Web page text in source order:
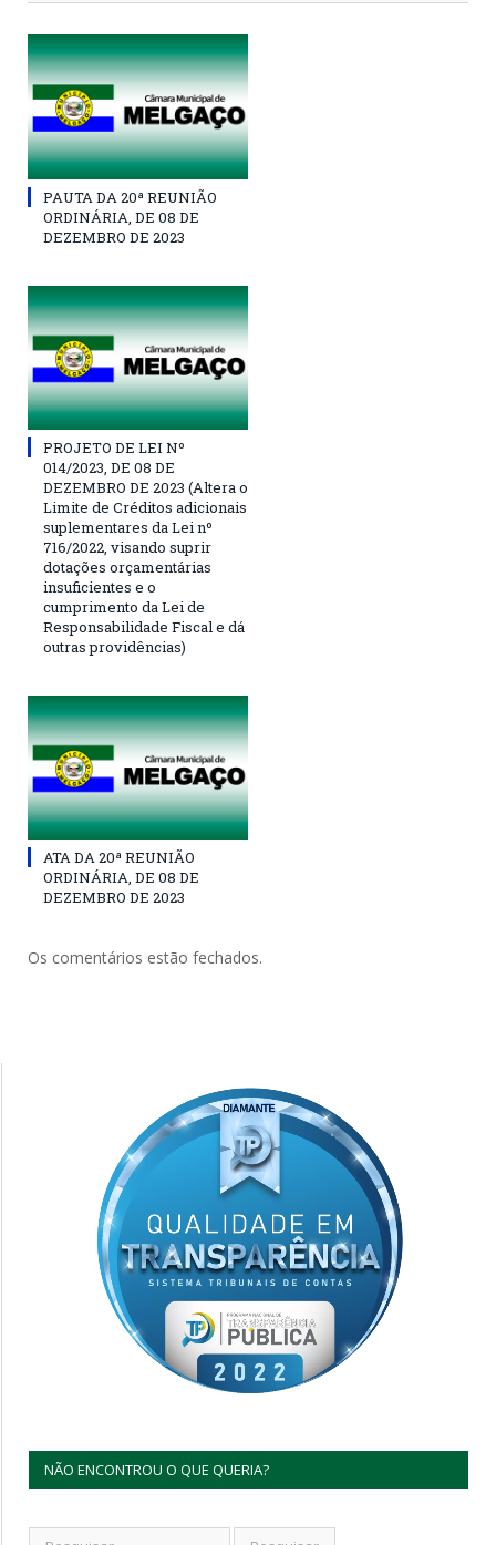
PAUTA DA 20ª REUNIÃO
ORDINÁRIA, DE 08 DE
DEZEMBRO DE 2023
PROJETO DE LEI Nº
014/2023, DE 08 DE
DEZEMBRO DE 2023 (Altera o
Limite de Créditos adicionais
suplementares da Lei nº
716/2022, visando suprir
dotações orçamentárias
insuficientes e o
cumprimento da Lei de
Responsabilidade Fiscal e dá
outras providências)
ATA DA 20ª REUNIÃO
ORDINÁRIA, DE 08 DE
DEZEMBRO DE 2023
Os comentários estão fechados.
NÃO ENCONTROU O QUE QUERIA?